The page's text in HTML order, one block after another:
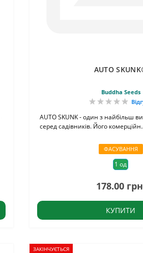
AUTO
Buddha Seeds
AUTO SKUNK - один з найбільш
серед садівників. Його
ФАСУВАННЯ
1 од
178.00
КУПИТИ
ЗАКІНЧУЄТЬСЯ